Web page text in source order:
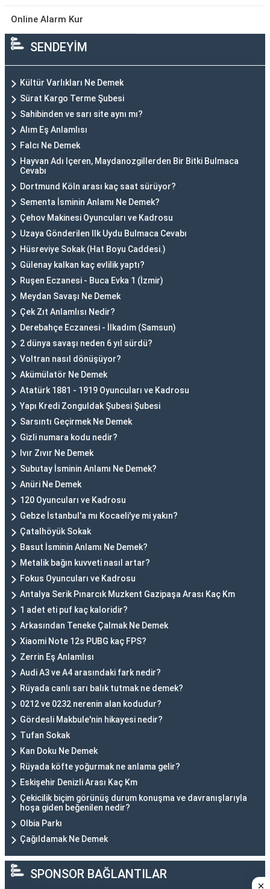
Online Alarm Kur
SENDEYİM
Kültür Varlıkları Ne Demek
Sürat Kargo Terme Şubesi
Sahibinden ve sarı site aynı mı?
Alım Eş Anlamlısı
Falcı Ne Demek
Hayvan Adı Içeren, Maydanozgillerden Bir Bitki Bulmaca
Cevabı
Dortmund Köln arası kaç saat sürüyor?
Sementa İsminin Anlamı Ne Demek?
Çehov Makinesi Oyuncuları ve Kadrosu
Uzaya Gönderilen Ilk Uydu Bulmaca Cevabı
Hüsreviye Sokak (Hat Boyu Caddesi.)
Gülenay kalkan kaç evlilik yaptı?
Ruşen Eczanesi - Buca Evka 1 (İzmir)
Meydan Savaşı Ne Demek
Çek Zıt Anlamlısı Nedir?
Derebahçe Eczanesi - İlkadım (Samsun)
2 dünya savaşı neden 6 yıl sürdü?
Voltran nasıl dönüşüyor?
Akümülatör Ne Demek
Atatürk 1881 - 1919 Oyuncuları ve Kadrosu
Yapı Kredi Zonguldak Şubesi Şubesi
Sarsıntı Geçirmek Ne Demek
Gizli numara kodu nedir?
Ivır Zıvır Ne Demek
Subutay İsminin Anlamı Ne Demek?
Anüri Ne Demek
120 Oyuncuları ve Kadrosu
Gebze İstanbul'a mı Kocaeli'ye mi yakın?
Çatalhöyük Sokak
Basut İsminin Anlamı Ne Demek?
Metalik bağın kuvveti nasıl artar?
Fokus Oyuncuları ve Kadrosu
Antalya Serik Pınarcık Muzkent Gazipaşa Arası Kaç Km
1 adet eti puf kaç kaloridir?
Arkasından Teneke Çalmak Ne Demek
Xiaomi Note 12s PUBG kaç FPS?
Zerrin Eş Anlamlısı
Audi A3 ve A4 arasındaki fark nedir?
Rüyada canlı sarı balık tutmak ne demek?
0212 ve 0232 nerenin alan kodudur?
Gördesli Makbule'nin hikayesi nedir?
Tufan Sokak
Kan Doku Ne Demek
Rüyada köfte yoğurmak ne anlama gelir?
Eskişehir Denizli Arası Kaç Km
Çekicilik biçim görünüş durum konuşma ve davranışlarıyla
hoşa giden beğenilen nedir?
Olbia Parkı
Çağıldamak Ne Demek
SPONSOR BAĞLANTILAR